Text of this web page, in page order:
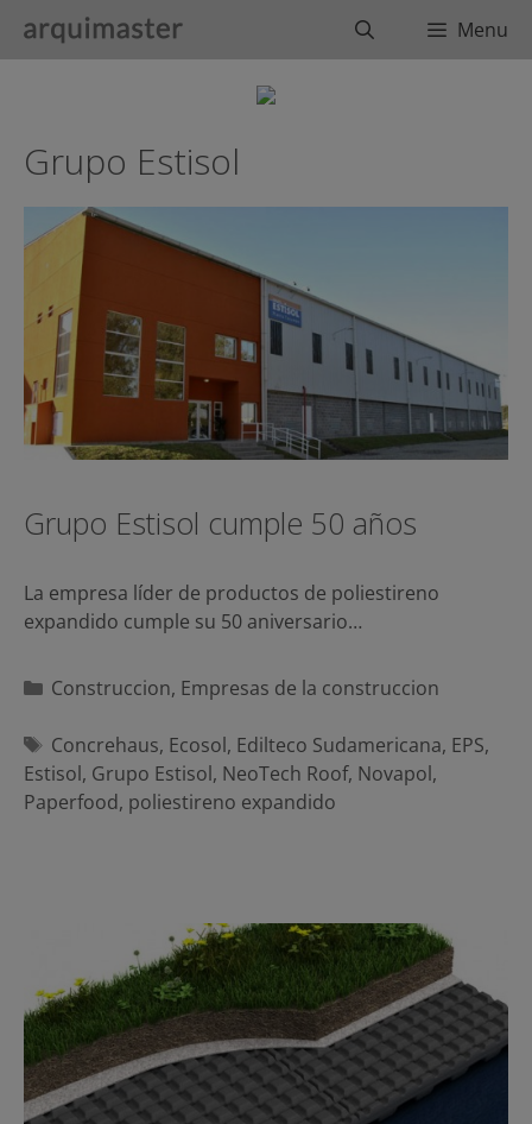
BuscarMenu
Grupo Estisol
Grupo Estisol cumple 50 años
La empresa líder de productos de poliestireno
expandido cumple su 50 aniversario…
Categorías
Construccion, Empresas de la construccion
Etiquetas
Concrehaus, Ecosol, Edilteco Sudamericana, EPS,
Estisol, Grupo Estisol, NeoTech Roof, Novapol,
Paperfood, poliestireno expandido